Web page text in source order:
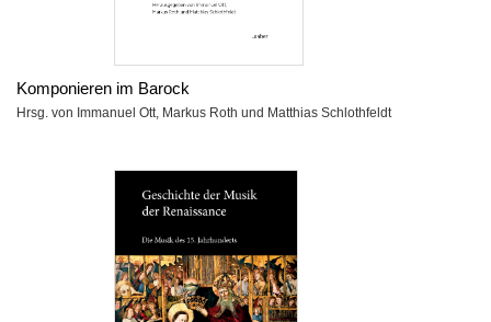
Komponieren im Barock
Hrsg. von Immanuel Ott, Markus Roth und Matthias Schlothfeldt